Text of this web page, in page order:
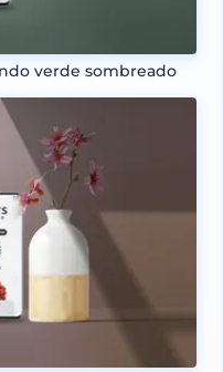
verde sombreado